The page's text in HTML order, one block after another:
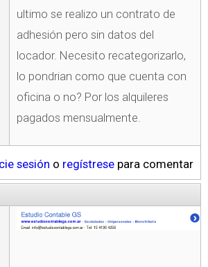
ultimo se realizo un contrato de
adhesión pero sin datos del
locador. Necesito recategorizarlo,
lo pondrian como que cuenta con
oficina o no? Por los alquileres
pagados mensualmente.
sesión o regístrese para comentar